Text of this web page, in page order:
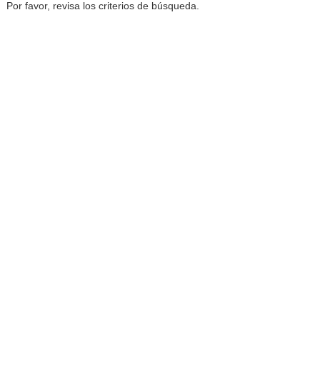
Por favor, revisa los criterios de búsqueda.